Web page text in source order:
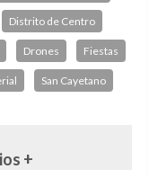
Distrito de Centro
Drones Fiestas
San Cayetano
+